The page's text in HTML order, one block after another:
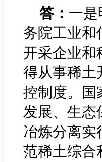
答： 一是
务院工业和
开采企业和
得从事稀土
控制度。国
发展、生态
冶炼分离实
范稀土综合